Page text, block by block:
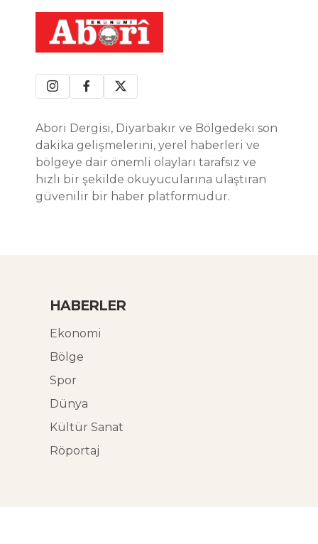
Abori Dergisi, Diyarbakır ve Bölgedeki son
dakika gelişmelerini, yerel haberleri ve
bölgeye dair önemli olayları tarafsız ve
hızlı bir şekilde okuyucularına ulaştıran
güvenilir bir haber platformudur.
HABERLER
Ekonomi
Bölge
Spor
Dünya
Kültür Sanat
Röportaj